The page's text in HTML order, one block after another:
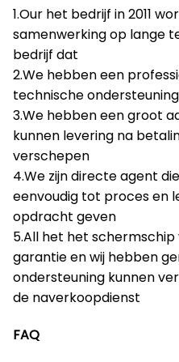
1.Our het bedrijf in 2011
samenwerking op lange
bedrijf dat
2.We hebben een
technische
3.We hebben een groot
kunnen levering na
verschepen
4.We zijn directe agent
eenvoudig tot proces en
opdracht geven
5.All het het
garantie en wij hebben
ondersteuning kunnen
de naverkoopdienst
FAQ